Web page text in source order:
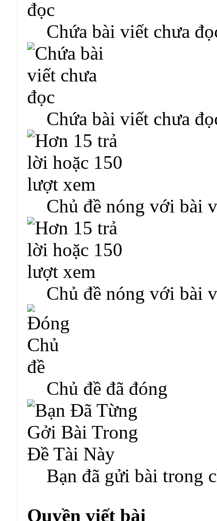
Chứa bài viết chưa
Chứa bài viết chưa
Chủ đề nóng với bài
Chủ đề nóng với bài
Chủ đề đã đóng
Bạn đã gửi bài trong
Quyền viết bài